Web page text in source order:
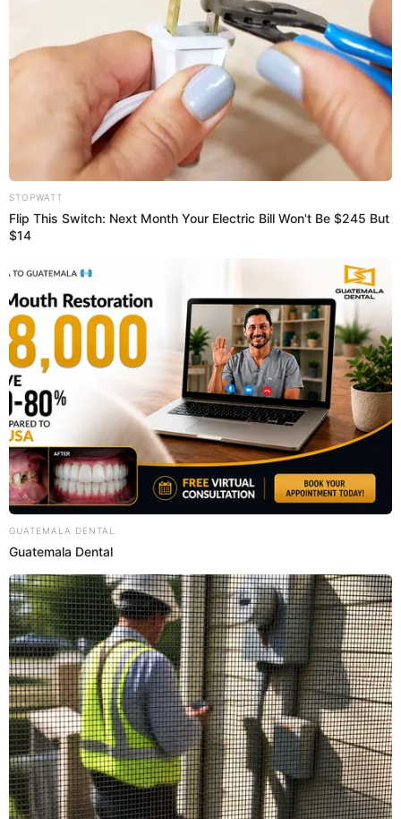
13 Ene 2021 | 20:17 h
Final brasileña: Boca Juniors de Carlos Zambrano
cayó 3-0 ante Santos por Libertadores [VIDEO]
¡Ni River Plate, ni Boca Juniors! Repasa lo mejor de la semifinal de
Copa Libertadores que dejó sin equipos argentinos en la final.
El Popular
Boca Juniors